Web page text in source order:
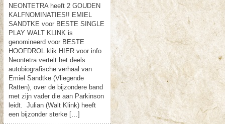
NEONTETRA heeft 2 GOUDEN
KALFNOMINATIES!! EMIEL
SANDTKE voor BESTE SINGLE
PLAY WALT KLINK is
genomineerd voor BESTE
HOOFDROL klik HIER voor info
Neontetra vertelt het deels
autobiografische verhaal van
Emiel Sandtke (Vliegende
Ratten), over de bijzondere band
met zijn vader die aan Parkinson
leidt. Julian (Walt Klink) heeft
een bijzonder sterke […]